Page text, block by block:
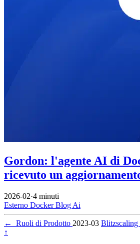
Gordon: l'agente AI di
ricevuto un
2026-02·4 minuti
Esterno DockerBlog Ai
← Ruoli di Prodotto 2023-03 Blitzscaling
↑